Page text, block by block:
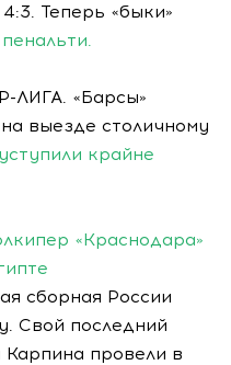
Теперь «быки»
ЛИГА. «Барсы»
выезде столичному
крайне
«Краснодара»
сборная России
Свой последний
провели в